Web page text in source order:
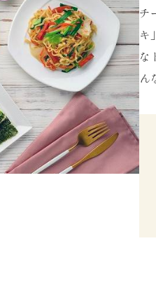
チ
キ
な
ん